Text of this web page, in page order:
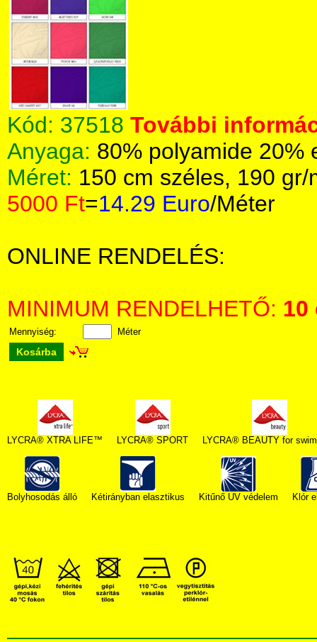
Kód: 37518 További
Anyaga: 80% polyamide 20%
Méret: 150 cm széles, 190 gr/
5000 Ft=14.29 Euro/Méter
ONLINE RENDELÉS:
MINIMUM RENDELHETŐ: 10
Mennyiség: Méter
Kosárba
LYCRA® XTRA LIFE™ LYCRA® SPORT LYCRA® BEAUTY for
Bolyhosodás álló Kétirányban elasztikus Kitűnő UV védelem Klór